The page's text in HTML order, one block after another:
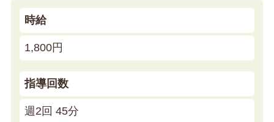
時給
1,800円
指導回数
週2回 45分